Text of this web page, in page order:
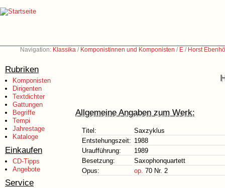
Navigation: Klassika / Komponistinnen und Komponisten / E / Horst
Rubriken
Komponisten
Dirigenten
Textdichter
Gattungen
Begriffe
Tempi
Jahrestage
Kataloge
Einkaufen
CD-Tipps
Angebote
Service
Allgemeine Angaben zum Werk:
Titel:
Saxzyklus
Entstehungszeit: 1988
Uraufführung:
1989
Besetzung:
Saxophonquartett
Opus:
op. 70 Nr. 2